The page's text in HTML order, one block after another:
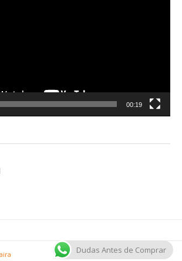
00:19
Funciona gracias aWordPress
Dudas Antes de Comprar